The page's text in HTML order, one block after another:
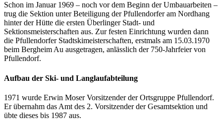
Schon im Januar 1969 – noch vor dem Beginn der Umbauarbeiten –
trug die Sektion unter Beteiligung der Pfullendorfer am Nordhang
hinter der Hütte die ersten Überlinger Stadt- und
Sektionsmeisterschaften aus. Zur festen Einrichtung wurden dann
die Pfullendorfer Stadtskimeisterschaften, erstmals am 15.03.1970
beim Bergheim Au ausgetragen, anlässlich der 750-Jahrfeier von
Pfullendorf.
Aufbau der Ski- und Langlaufabteilung
1971 wurde Erwin Moser Vorsitzender der Ortsgruppe Pfullendorf.
Er übernahm das Amt des 2. Vorsitzender der Gesamtsektion und
übte dieses bis 1987 aus.